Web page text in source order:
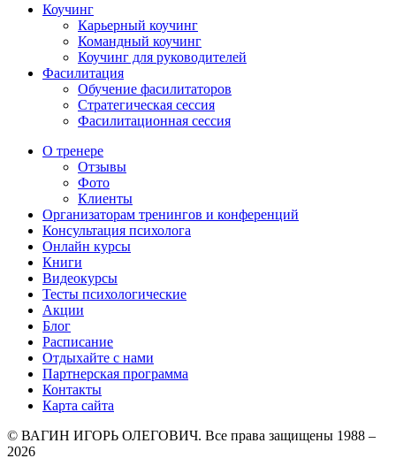
Коучинг
Карьерный коучинг
Командный коучинг
Коучинг для руководителей
Фасилитация
Обучение фасилитаторов
Стратегическая сессия
Фасилитационная сессия
О тренере
Отзывы
Фото
Клиенты
Организаторам тренингов и конференций
Консультация психолога
Онлайн курсы
Книги
Видеокурсы
Тесты психологические
Акции
Блог
Расписание
Отдыхайте с нами
Партнерская программа
Контакты
Карта сайта
© ВАГИН ИГОРЬ ОЛЕГОВИЧ. Все права защищены 1988 –
2026